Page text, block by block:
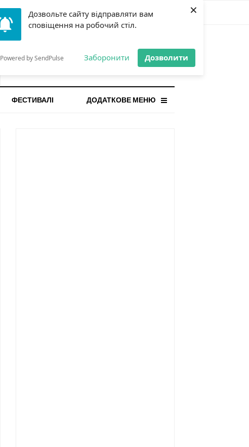
Дозвольте сайту відправляти вам
сповіщення на робочий стіл.
Powered by SendPulse Заборонити Дозволити
×
ОСТАННЯ НОВИНА
Gorilla і відповідальна гра:
чому ліміти важливі поруч із
ДОДАТКОВЕ МЕНЮ
ФЕСТИВАЛІ